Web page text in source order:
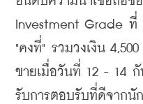
Investment Grade ที่
"คงที่" รวมวงเงิน
ขายเมื่อวันที่ 12 - 14
รับการตอบรับที่ดีจาก